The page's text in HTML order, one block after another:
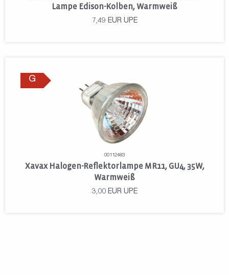
Lampe Edison-Kolben, Warmweiß
7,49 EUR UPE
G
00112483
Xavax Halogen-Reflektorlampe MR11, GU4, 35W,
Warmweiß
3,00 EUR UPE